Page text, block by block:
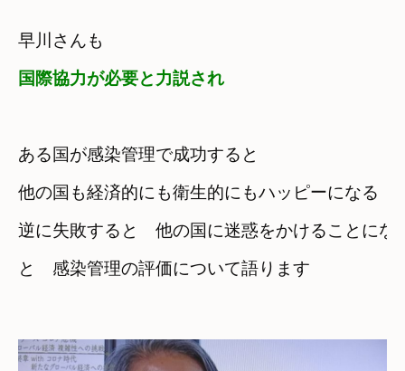
国際協力が必要と力説され
ある国が感染管理で成功すると
他の国も経済的にも衛生的にもハッピーになる
逆に失敗すると　他の国に迷惑をかけることにな
と　感染管理の評価について語ります